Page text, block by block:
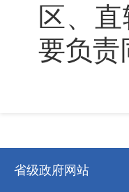
区、
要负责
省级政府网站